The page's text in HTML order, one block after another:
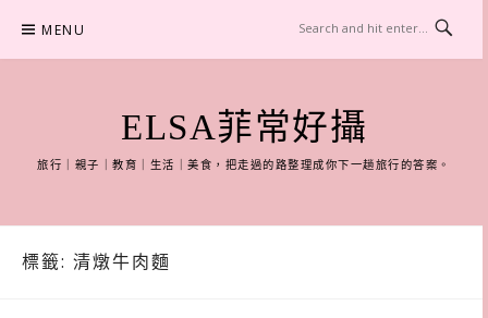
content
MENU
ELSA菲常好攝
旅行｜親子｜教育｜生活｜美食，把走過的路整理成你下一趟旅行的答案。
標籤: 清燉牛肉麵